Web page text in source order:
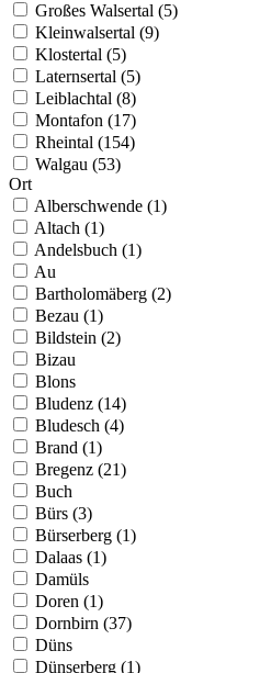
Großes Walsertal (5)
Kleinwalsertal (9)
Klostertal (5)
Laternsertal (5)
Leiblachtal (8)
Montafon (17)
Rheintal (154)
Walgau (53)
Ort
Alberschwende (1)
Altach (1)
Andelsbuch (1)
Au
Bartholomäberg (2)
Bezau (1)
Bildstein (2)
Bizau
Blons
Bludenz (14)
Bludesch (4)
Brand (1)
Bregenz (21)
Buch
Bürs (3)
Bürserberg (1)
Dalaas (1)
Damüls
Doren (1)
Dornbirn (37)
Düns
Dünserberg (1)